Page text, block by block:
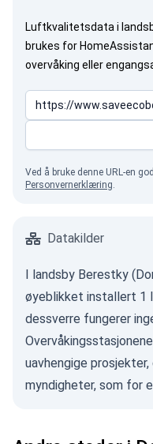
Luftkvalitetsdata i
brukes for
overvåking eller
Ved å bruke denne URL-en
Personvernerklæring.
Datakilder
I landsby Berestky
øyeblikket installert 1
dessverre fungerer
uavhengige
myndigheter, som for